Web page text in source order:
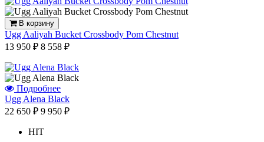
В корзину
Ugg Aaliyah Bucket Crossbody Pom Chestnut
13 950 ₽ 8 558 ₽
Подробнее
Ugg Alena Black
22 650 ₽ 9 950 ₽
HIT